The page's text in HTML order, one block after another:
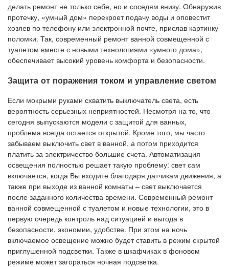
делать ремонт не только себе, но и соседям внизу. Обнаружив
протечку, «умный дом» перекроет подачу воды и оповестит
хозяев по телефону или электронной почте, прислав картинку
поломки. Так, современный ремонт ванной совмещенной с
туалетом вместе с новыми технологиями «умного дома»,
обеспечивает высокий уровень комфорта и безопасности.
Защита от поражения током и управление светом
Если мокрыми руками схватить выключатель света, есть
вероятность серьезных неприятностей. Несмотря на то, что
сегодня выпускаются модели с защитой для ванных,
проблема всегда остается открытой. Кроме того, мы часто
забываем выключить свет в ванной, а потом приходится
платить за электричество большие счета. Автоматизация
освещения полностью решает такую проблему: свет сам
включается, когда Вы входите благодаря датчикам движения, а
также при выходе из ванной комнаты – свет выключается
после заданного количества времени. Современный ремонт
ванной совмещенной с туалетом и новые технологии, это в
первую очередь контроль над ситуацией и выгода в
безопасности, экономии, удобстве. При этом на ночь
включаемое освещение можно будет ставить в режим скрытой
приглушенной подсветки. Также в шкафчиках в фоновом
режиме может загораться ночная подсветка.